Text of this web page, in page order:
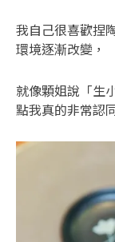
我自己很喜歡捏
環境逐漸改變，
就像顆姐說「生
點我真的非常認